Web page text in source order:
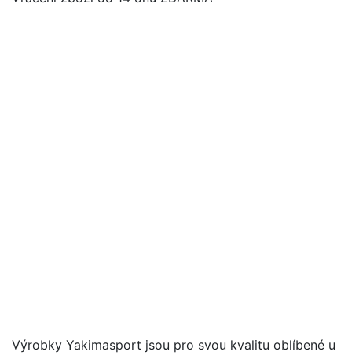
Výrobky Yakimasport jsou pro svou kvalitu oblíbené u